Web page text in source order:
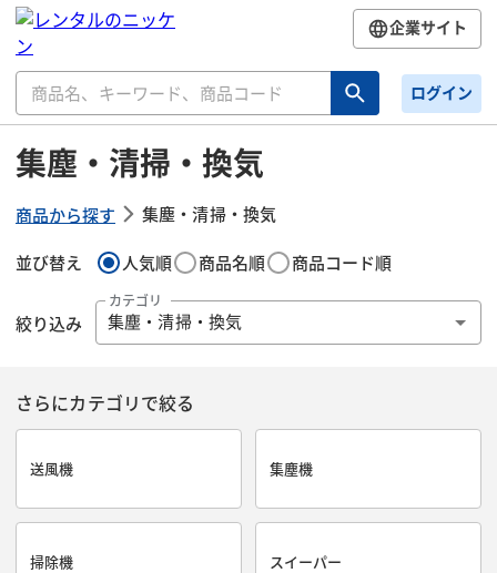
企業サイト
ログイン
集塵・清掃・換気
商品から探す 集塵・清掃・換気
並び替え 人気順 商品名順 商品コード順
絞り込み
カテゴリ
集塵・清掃・換気
さらにカテゴリで絞る
送風機 集塵機
掃除機 スイーパー